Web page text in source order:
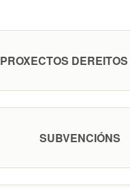
PROXECTOS
SUBVENCIÓNS